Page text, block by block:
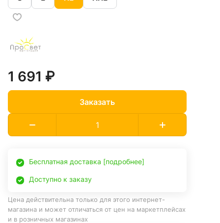
1 691 ₽
Заказать
Бесплатная доставка [подробнее]
Доступно к заказу
Цена действительна только для этого интернет-
магазина и может отличаться от цен на маркетплейсах
и в розничных магазинах